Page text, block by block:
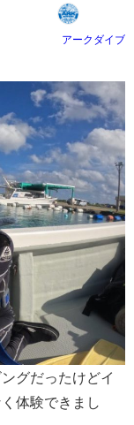
アークダイブ
グだったけどイ
体験できまし